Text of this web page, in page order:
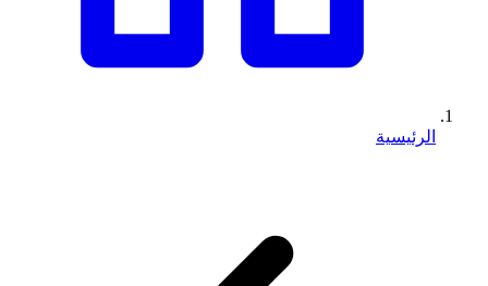
الرئيسية